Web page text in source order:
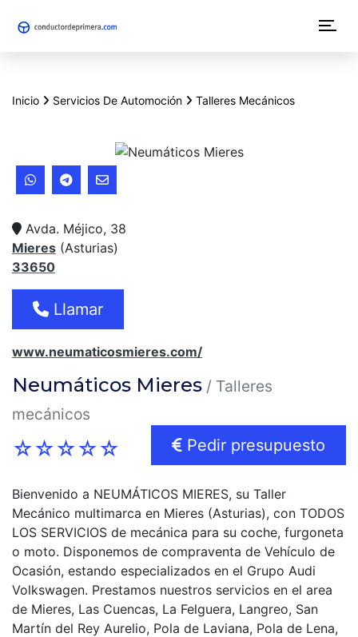
N
v
g
a
c
i
ó
p
r
i
n
c
i
p
a
l
Inicio Servicios De Automoción Talleres Mecánicos
Avda. Méjico, 38
Mieres (Asturias)
33650
Llamar
www.neumaticosmieres.com/
Neumáticos Mieres / Talleres
mecánicos
☆☆☆☆☆ Pedir presupuesto
Bienvenido a NEUMÁTICOS MIERES, su Taller
Mecánico multimarca en Mieres (Asturias), con TODOS
LOS SERVICIOS de mecánica para su coche, furgoneta
o moto. Disponemos de compraventa de Vehículo de
Ocasión, estando especializados en el Grupo Audi
Volkswagen. Prestamos nuestros servicios en el area
de Mieres, Las Cuencas, La Felguera, Langreo, San
Martín del Rey Aurelio, Pola de Laviana, Pola de Lena,